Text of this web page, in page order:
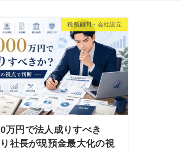
税務顧問・会社設立
万円で法人成りすべき
社長が現預金最大化の視